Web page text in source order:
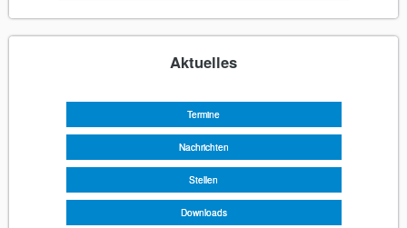
Aktuelles
Termine
Nachrichten
Stellen
Downloads